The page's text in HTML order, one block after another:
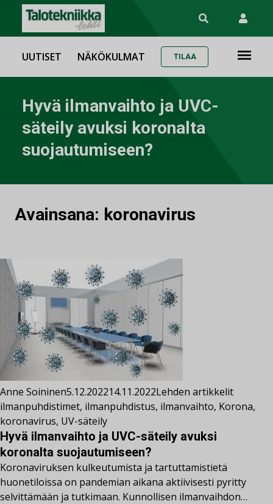
UUTISET NÄKÖKULMAT TILAA
Hyvä ilmanvaihto ja UVC-
säteily avuksi koronalta
suojautumiseen?
Avainsana: koronavirus
Anne Soininen5.12.202214.11.2022Lehden artikkelit
ilmanpuhdistimet, ilmanpuhdistus, ilmanvaihto, Korona,
koronavirus, UV-säteily
Hyvä ilmanvaihto ja UVC-säteily avuksi
koronalta suojautumiseen?
Koronaviruksen kulkeutumista ja tartuttamistietä
huonetiloissa on pandemian aikana aktiivisesti pyritty
selvittämään ja tutkimaan. Kunnollisen ilmanvaihdon…